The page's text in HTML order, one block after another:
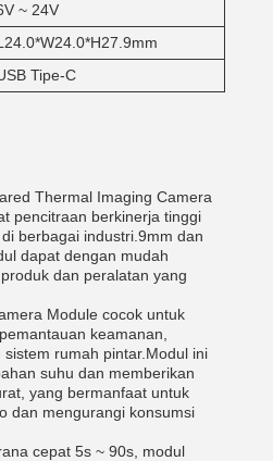
~ 24V
Tipe-C
Thermal Imaging Camera
pencitraan berkinerja tinggi
berbagai industri.9mm dan
dapat dengan mudah
dan peralatan yang
Module cocok untuk
keamanan,
rumah pintar.Modul ini
suhu dan memberikan
yang bermanfaat untuk
dan mengurangi konsumsi
cepat 5s ~ 90s, modul